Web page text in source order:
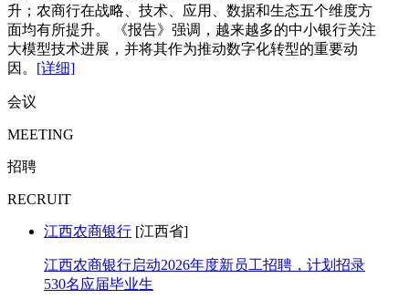
升；农商行在战略、技术、应用、数据和生态五个维度方
面均有所提升。 《报告》强调，越来越多的中小银行关注
大模型技术进展，并将其作为推动数字化转型的重要动
因。 [详细]
会议
MEETING
招聘
RECRUIT
江西农商银行 [江西省]
江西农商银行启动2026年度新员工招聘，计划招录
530名应届毕业生